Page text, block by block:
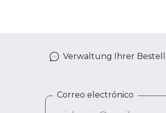
Verwaltung Ihrer
Correo electrónico